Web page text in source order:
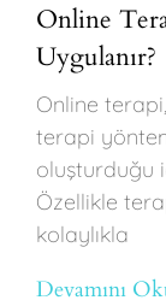
Online
Uygulanır?
Online
terapi
oluşturduğu
Özellikle
kolaylıkla
Devamını